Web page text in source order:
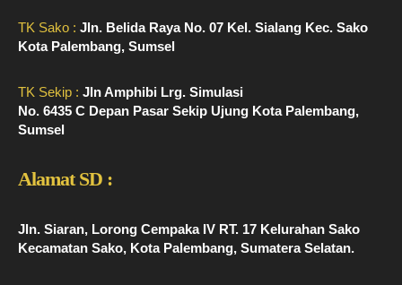
TK Sako : Jln. Belida Raya No. 07 Kel. Sialang Kec. Sako
Kota Palembang, Sumsel
TK Sekip : Jln Amphibi Lrg. Simulasi
No. 6435 C Depan Pasar Sekip Ujung Kota Palembang,
Sumsel
Alamat SD :
Jln. Siaran, Lorong Cempaka IV RT. 17 Kelurahan Sako
Kecamatan Sako, Kota Palembang, Sumatera Selatan.